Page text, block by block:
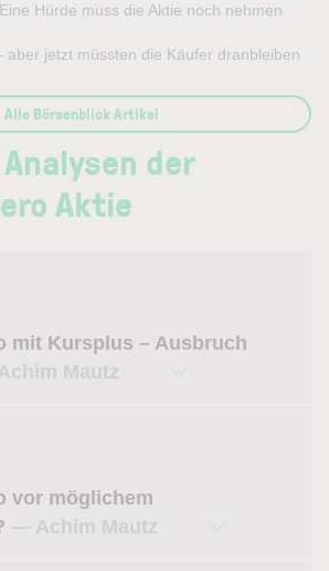
Hürde muss die Aktie noch nehmen
aber jetzt müssten die Käufer dranbleiben
Alle Börsenblick Artikel
der
Aktie
mit Kursplus – Ausbruch
Mautz
vor möglichem
— Achim Mautz